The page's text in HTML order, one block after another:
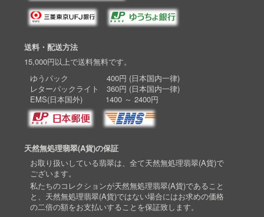
送料・配送方法
15,000円以上で送料無料です。
ゆうパック 400円 (日本国内一律)
レターパックライト 360円 (日本国内一律)
EMS(日本国外) 1400 ～ 2400円
天然無処理翡翠(A貨)の保証
お取り扱いしている翡翠は、全て天然無処理翡翠(A貨)で
ございます。
私たちのコレクションが天然無処理翡翠(A貨)であること
と、天然無処理翡翠(A貨)ではない場合にはお求めの価格
の二倍の額をお支払いすることを保証致します。